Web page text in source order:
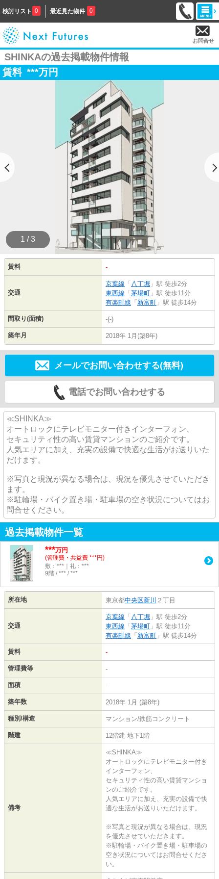
検討リスト 0 最近見た物件 0
お問合せ
SHINKAの過去掲載物件情報
賃料 ***万円
1 / 3
賃料 -
交通
京葉線 「 八丁堀 」駅 徒歩2分
東西線 「 茅場町 」駅 徒歩11分
有楽町線 「 新富町 」駅 徒歩14分
間取り(面積) -(-)
築年月 2018年 1月(築8年)
メールでお問い合わせする(無料)
電話でお問い合わせする
≪SHINKA≫
オートロックにテレビモニター付きインターフォン、
セキュリティ性の高い賃貸マンションのご紹介です。
人気エリアに加え、充実の設備で快適な生活がお送りいた
だけます。
※写真と現況が異なる場合は、現況を優先させていただき
ます。
※駐輪場・バイク置き場・駐車場の空き状況についてはお
問合せください。
過去掲載物件一覧
***万円
(管理費・共益費 ***円)
敷：***｜礼：***
9階 / *** / ***
所在地 東京都中央区新川 ２丁目
交通
京葉線 「 八丁堀 」駅 徒歩2分
東西線 「 茅場町 」駅 徒歩11分
有楽町線 「 新富町 」駅 徒歩14分
賃料 -
管理費等 -
面積 -
築年数 2018年 1月 (築8年)
種別/構造 マンション/鉄筋コンクリート
階建 12階建 地下1階
備考
≪SHINKA≫
オートロックにテレビモニター付き
インターフォン、
セキュリティ性の高い賃貸マンショ
ンのご紹介です。
人気エリアに加え、充実の設備で快
適な生活がお送りいただけます。
※写真と現況が異なる場合は、現況
を優先させていただきます。
※駐輪場・バイク置き場・駐車場の
空き状況についてはお問合せくださ
い。